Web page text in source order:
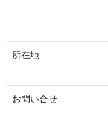
所在地
お問い合せ